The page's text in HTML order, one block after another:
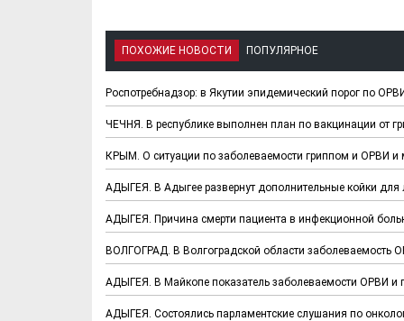
ПОХОЖИЕ НОВОСТИ ПОПУЛЯРНОЕ
Роспотребнадзор: в Якутии эпидемический порог по
ЧЕЧНЯ. В республике выполнен план по вакцинации от
КРЫМ. О ситуации по заболеваемости гриппом и ОРВИ и
АДЫГЕЯ. В Адыгее развернут дополнительные койки для
АДЫГЕЯ. Причина смерти пациента в инфекционной
ВОЛГОГРАД. В Волгоградской области заболеваемость
АДЫГЕЯ. В Майкопе показатель заболеваемости ОРВИ и
АДЫГЕЯ. Состоялись парламентские слушания по